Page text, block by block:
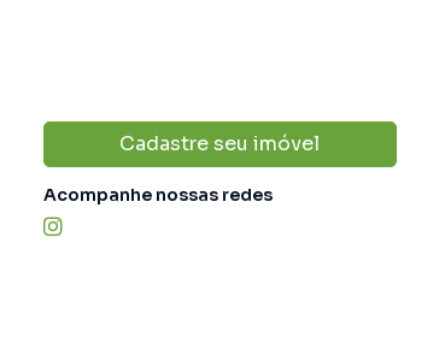
Cadastre seu imóvel
Acompanhe nossas redes